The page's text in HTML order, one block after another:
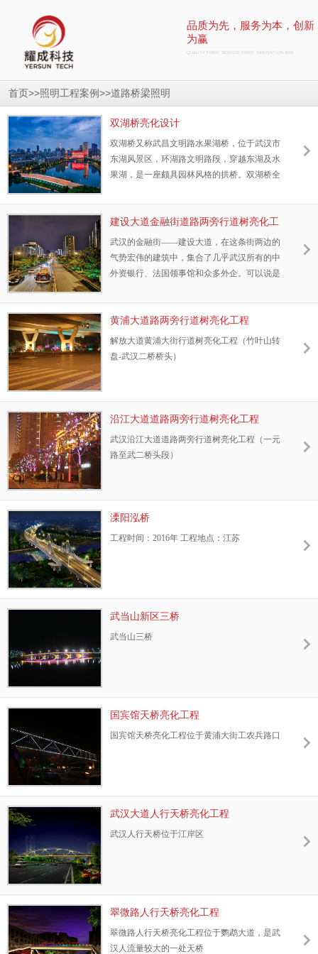
品质为先，服务为本，创新
为赢
QUALITY FIRST, SERVICE FIRST, INNOVATION WIN
首页 >>照明工程案例 >>道路桥梁照明
双湖桥亮化设计
双湖桥又称武昌文明路水果湖桥，位于武汉市
东湖风景区，环湖路文明路段，穿越东湖及水
果湖，是一座颇具园林风格的拱桥。双湖桥全
桥，其钢筋砼板拱共十七孔。中孔为净跨9.6米
圆拱，两侧对称各为八孔半椭圈拱。拱桥基础
为C20条形扩大基础，拱圈为C30钢筋砼，两侧
为花岗岩贴面，白玉般的桥拱掩藏于绿树丛
中，色彩明丽、和谐， 线条流畅；桥下碧波荡
建设大道金融街道路两旁行道树亮化工
程
武汉的金融街——建设大道，在这条街两边的
气势宏伟的建筑中，集合了几乎武汉所有的中
外资银行、法国领事馆和众多外企。可以说是
人物来访，它就像北京的长安街，必定要在它
的面前检阅一番。也是白领的集中地，大学毕
业生的向往之地。建设大道位于解放大道以北
地区，是上世纪80年代之后铺筑的一条横贯汉
黄浦大道路两旁行道树亮化工程
解放大道黄浦大街行道树亮化工程（竹叶山转
盘-武汉二桥桥头）
沿江大道道路两旁行道树亮化工程
武汉沿江大道道路两旁行道树亮化工程（一元
路至武二桥头段）
溧阳泓桥
工程时间：2016年 工程地点：江苏
武当山新区三桥
武当山三桥
国宾馆天桥亮化工程
国宾馆天桥亮化工程位于黄浦大街工农兵路口
武汉大道人行天桥亮化工程
武汉人行天桥位于江岸区
翠微路人行天桥亮化工程
翠微路人行天桥亮化工程位于鹦鹉大道，是武
汉人流量较大的一处天桥